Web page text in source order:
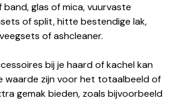
glas of mica, vuurvaste
of split, hitte bestendige lak,
of ashcleaner.
bij je haard of kachel kan
waarde zijn voor het totaalbeeld of
gemak bieden, zoals bijvoorbeeld